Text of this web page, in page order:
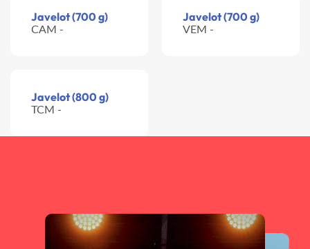
Javelot (700 g)
CAM -
Javelot (700 g)
VEM -
Javelot (800 g)
TCM -